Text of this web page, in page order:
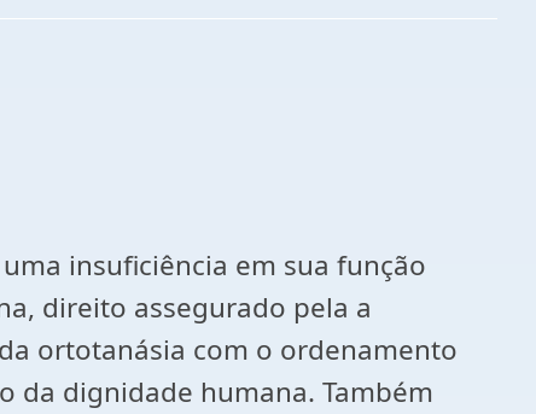
insuficiência em sua função
direito assegurado pela a
ortotanásia com o ordenamento
da dignidade humana. Também